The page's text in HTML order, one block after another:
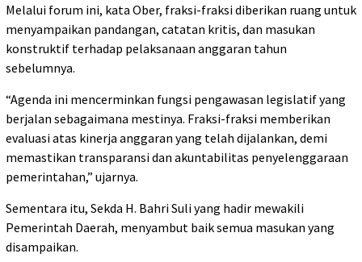
Melalui forum ini, kata Ober, fraksi-fraksi diberikan ruang untuk
menyampaikan pandangan, catatan kritis, dan masukan
konstruktif terhadap pelaksanaan anggaran tahun
sebelumnya.
“Agenda ini mencerminkan fungsi pengawasan legislatif yang
berjalan sebagaimana mestinya. Fraksi-fraksi memberikan
evaluasi atas kinerja anggaran yang telah dijalankan, demi
memastikan transparansi dan akuntabilitas penyelenggaraan
pemerintahan,” ujarnya.
Sementara itu, Sekda H. Bahri Suli yang hadir mewakili
Pemerintah Daerah, menyambut baik semua masukan yang
disampaikan.